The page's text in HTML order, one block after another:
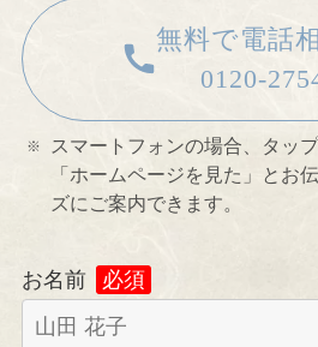
無料で電話
0120-
スマートフォンの場合、タッ
「ホームページを見た」とお
ズにご案内できます。
お名前 必須